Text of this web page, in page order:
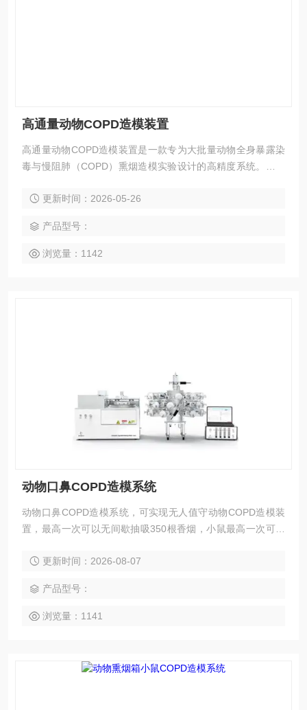
高通量动物COPD造模装置
高通量动物COPD造模装置是一款专为大批量动物全身暴露染
毒与慢阻肺（COPD）熏烟造模实验设计的高精度系统。设备
柜深度集成，实现真正意义上的高通量、自动化吸入暴露实验
更新时间：2026-05-26
产品型号：
浏览量：1142
动物口鼻COPD造模系统
动物口鼻COPD造模系统，可实现无人值守动物COPD造模装
置，最高一次可以无间歇抽吸350根香烟，小鼠最高一次可以
的课题组，大型实验平台，以及提供动物COPD造模服务或模
21 PART 11要求。
更新时间：2026-08-07
产品型号：
浏览量：1141